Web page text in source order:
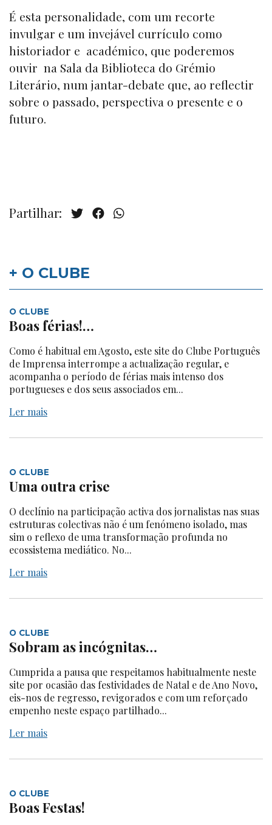
É esta personalidade, com um recorte
invulgar e um invejável currículo como
historiador e académico, que poderemos
ouvir na Sala da Biblioteca do Grémio
Literário, num jantar-debate que, ao reflectir
sobre o passado, perspectiva o presente e o
futuro.
Partilhar:
+ O CLUBE
O CLUBE
Boas férias!…
Como é habitual em Agosto, este site do Clube Português
de Imprensa interrompe a actualização regular, e
acompanha o período de férias mais intenso dos
portugueses e dos seus associados em...
Ler mais
O CLUBE
Uma outra crise
O declínio na participação activa dos jornalistas nas suas
estruturas colectivas não é um fenómeno isolado, mas
sim o reflexo de uma transformação profunda no
ecossistema mediático. No...
Ler mais
O CLUBE
Sobram as incógnitas…
Cumprida a pausa que respeitamos habitualmente neste
site por ocasião das festividades de Natal e de Ano Novo,
eis-nos de regresso, revigorados e com um reforçado
empenho neste espaço partilhado...
Ler mais
O CLUBE
Boas Festas!